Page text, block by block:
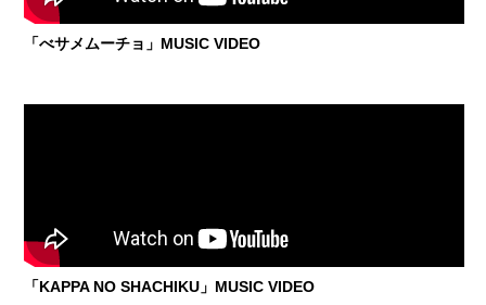
「べサメムーチョ」MUSIC VIDEO
「KAPPA NO SHACHIKU」MUSIC VIDEO